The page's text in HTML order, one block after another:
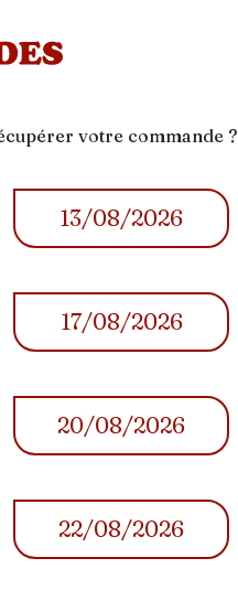
votre commande ?
13/08/2026
17/08/2026
20/08/2026
22/08/2026